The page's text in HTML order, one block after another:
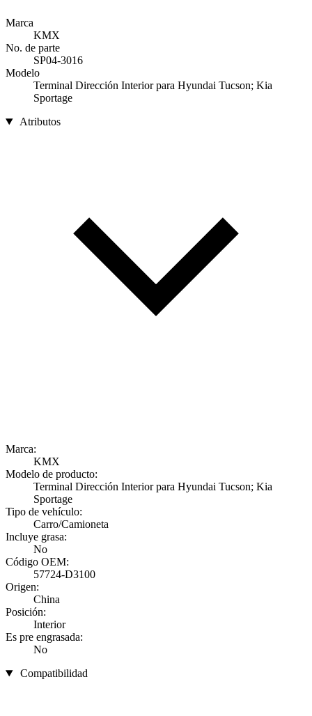
Marca
KMX
No. de parte
SP04-3016
Modelo
Terminal Dirección Interior para Hyundai Tucson; Kia
Sportage
Atributos
Marca:
KMX
Modelo de producto:
Terminal Dirección Interior para Hyundai Tucson; Kia
Sportage
Tipo de vehículo:
Carro/Camioneta
Incluye grasa:
No
Código OEM:
57724-D3100
Origen:
China
Posición:
Interior
Es pre engrasada:
No
Compatibilidad